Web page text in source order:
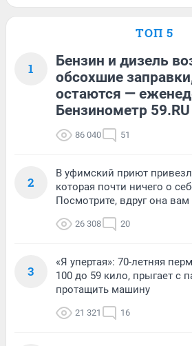
ТОП 5
1
Бензин и дизель
обсохшие
остаются —
Бензинометр 59.RU
86 040 51
2
В уфимский приют
которая почти ничего о
Посмотрите, вдруг она
26 308 20
3
«Я упертая»: 70-летняя
100 до 59 кило, прыгает с
протащить машину
21 321 16